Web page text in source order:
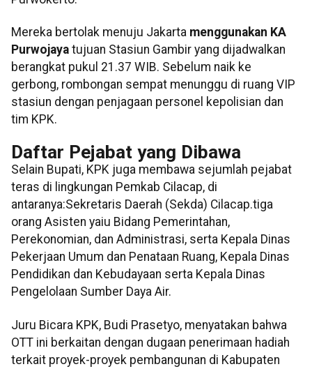
Mereka bertolak menuju Jakarta menggunakan KA
Purwojaya tujuan Stasiun Gambir yang dijadwalkan
berangkat pukul 21.37 WIB. Sebelum naik ke
gerbong, rombongan sempat menunggu di ruang VIP
stasiun dengan penjagaan personel kepolisian dan
tim KPK.
Daftar Pejabat yang Dibawa
Selain Bupati, KPK juga membawa sejumlah pejabat
teras di lingkungan Pemkab Cilacap, di
antaranya:Sekretaris Daerah (Sekda) Cilacap.tiga
orang Asisten yaiu Bidang Pemerintahan,
Perekonomian, dan Administrasi, serta Kepala Dinas
Pekerjaan Umum dan Penataan Ruang, Kepala Dinas
Pendidikan dan Kebudayaan serta Kepala Dinas
Pengelolaan Sumber Daya Air.
Juru Bicara KPK, Budi Prasetyo, menyatakan bahwa
OTT ini berkaitan dengan dugaan penerimaan hadiah
terkait proyek-proyek pembangunan di Kabupaten